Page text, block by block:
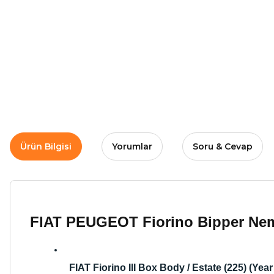
Ürün Bilgisi Yorumlar Soru & Cevap
FIAT PEUGEOT Fiorino Bipper
FIAT Fiorino III Box Body / Estate (225)